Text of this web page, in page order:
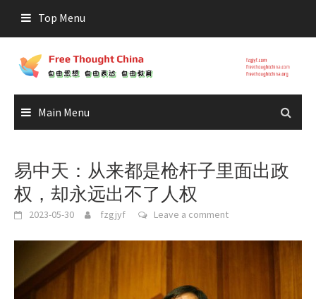
content
Top Menu
Main Menu
易中天：从来都是枪杆子里面出政
权，却永远出不了人权
2023-05-30 fzgjyf Leave a comment